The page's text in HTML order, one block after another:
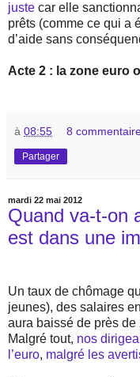
juste car elle
prêts (comme ce qui a
d’aide sans
Acte 2 : la zone euro
à 08:55 8
Partager
mardi 22 mai 2012
Quand va-t-on
est dans une
Un taux de chômage
jeunes), des salaires
aura baissé de près de
Malgré tout, nos
l’euro, malgré les